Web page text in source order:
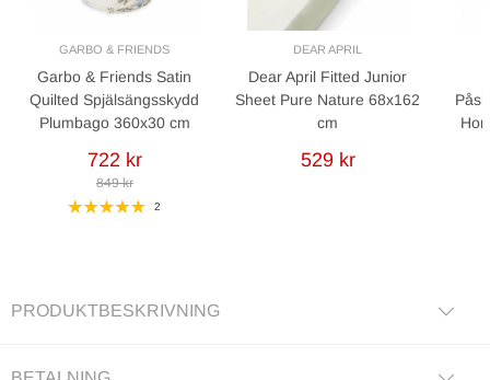
GARBO & FRIENDS
Garbo & Friends Satin
Quilted Spjälsängsskydd
Plumbago 360x30 cm
722 kr
849 kr
2
DEAR APRIL
Dear April Fitted Junior
Sheet Pure Nature 68x162
cm
529 kr
PRODUKTBESKRIVNING